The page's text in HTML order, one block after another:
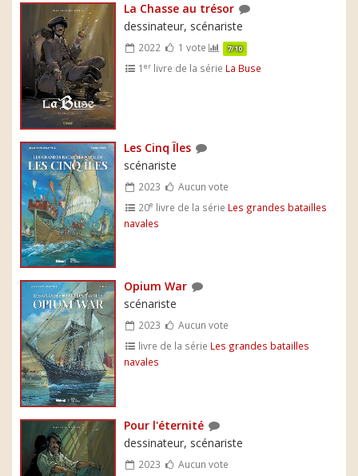
La Chasse au trésor
dessinateur, scénariste
2022 1 vote 7/10
1er livre de la série La Buse
Les Cinq Îles
scénariste
2023
Aucun vote
20e livre de la série Les grandes batailles
navales
Opium War
scénariste
2023
Aucun vote
livre de la série Les grandes batailles
navales
Pour l'éternité
dessinateur, scénariste
2023
Aucun vote